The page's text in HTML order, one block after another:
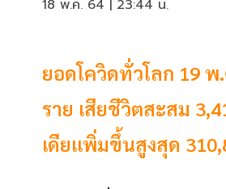
18 พ.ค. 64 | 23:44 น.
ยอดโควิดทั่วโลก 19 พ
ราย เสียชีวิตสะสม
เดียเเพิ่มขึ้นสูงสุด